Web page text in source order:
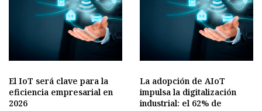
El IoT será clave para la
eficiencia empresarial en
2026
La adopción de AIoT
impulsa la digitalización
industrial: el 62% de